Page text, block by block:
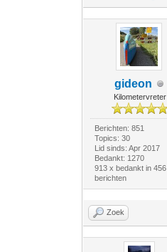
gideon
Kilometervreter
Berichten: 851
Topics: 30
Lid sinds: Apr 2017
Bedankt: 1270
913 x bedankt in 456
berichten
Zoek